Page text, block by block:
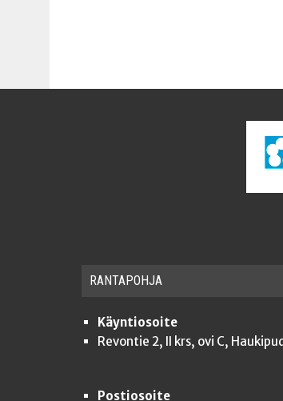
RAN­TA­POH­JA
Käyntiosoite
Revontie 2, II krs, ovi C,
Postiosoite